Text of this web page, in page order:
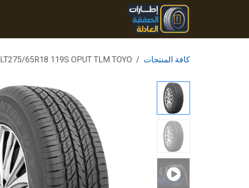
تخطي للذهاب إلى المحتوى
كافة المنتجات LT275/65R18 119S OPUT TLM TOYO